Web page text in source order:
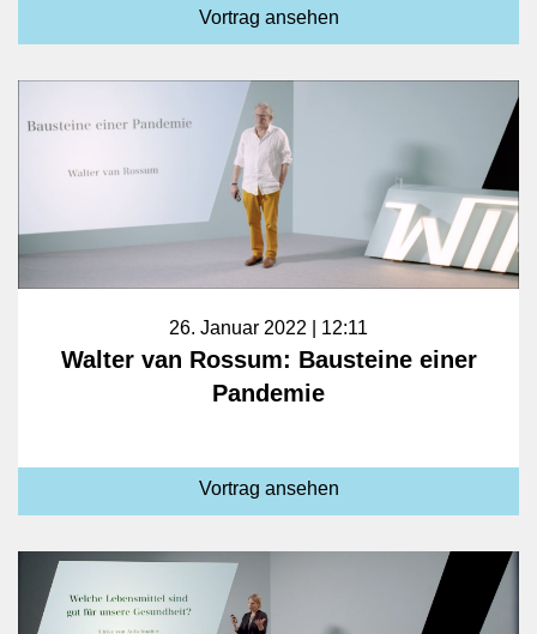
Vortrag ansehen
26. Januar 2022 | 12:11
Walter van Rossum: Bausteine einer
Pandemie
Vortrag ansehen